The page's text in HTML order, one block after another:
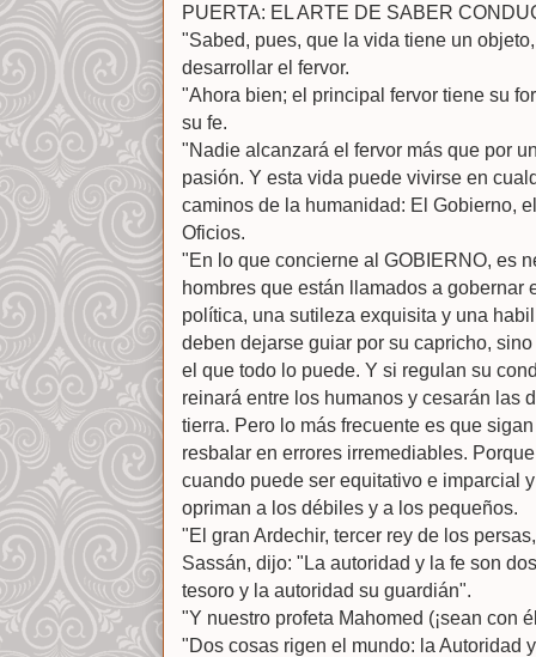
PUERTA: EL ARTE DE SABER
"Sabed, pues, que la vida tiene un
desarrollar el fervor.
"Ahora bien; el principal fervor tiene su
su fe.
"Nadie alcanzará el fervor más que por
pasión. Y esta vida puede vivirse en
caminos de la humanidad: El Gobierno,
Oficios.
"En lo que concierne al GOBIERNO, es
hombres que están llamados a gobernar
política, una sutileza exquisita y una
deben dejarse guiar por su capricho,
el que todo lo puede. Y si regulan su
reinará entre los humanos y cesarán las
tierra. Pero lo más frecuente es que
resbalar en errores irremediables.
cuando puede ser equitativo e imparcial
opriman a los débiles y a los pequeños.
"El gran Ardechir, tercer rey de los
Sassán, dijo: "La autoridad y la fe son
tesoro y la autoridad su guardián".
"Y nuestro profeta Mahomed (¡sean con
"Dos cosas rigen el mundo: la Autoridad